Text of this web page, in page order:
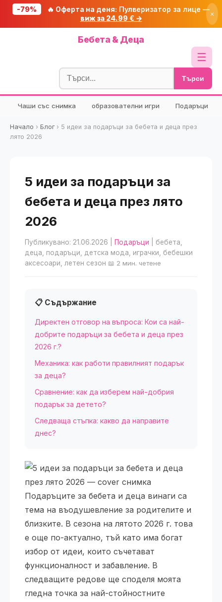
-79% 🔥 Оферта на деня: Пулверизатор за лице —
виж за 24.99 € →
×
Бебета & Деца
☰
Блог
🧮 Калкулатори
🔍 Намери продукт
🎁 Подарък
Търси
Чаши със снимка образователни игри Подаръци
Начало › Блог› 5 идеи за подаръци за бебета и деца през
лято 2026
5 идеи за подаръци за
бебета и деца през лято
2026
Публикувано: 21.06.2026 Подаръци | бебета,
деца, подаръци, детска мода, играчки, бебешки
аксесоари, летен сезон 📖 2 мин. четене
📋 Съдържание
Директен отговор на въпроса: Кои са най-
добрите подаръци за бебета и деца през
2026 г.?
Механика: как работи правилният подарък
за деца?
Сравнение: как да изберем най-добрия
подарък за детето?
Следваща стъпка: какво да направите
днес?
Подаръците за бебета и деца винаги са
тема на въодушевление за родителите и
близките. В сезона на лятото 2026 г. това
е още по-актуално, тъй като има богат
избор от идеи, които съчетават
функционалност и забавление. В
следващите редове ще споделя моята
гледна точка за най-стойностните